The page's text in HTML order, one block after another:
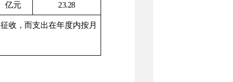
亿元 23.28
征收 ，而支出在年度内按月